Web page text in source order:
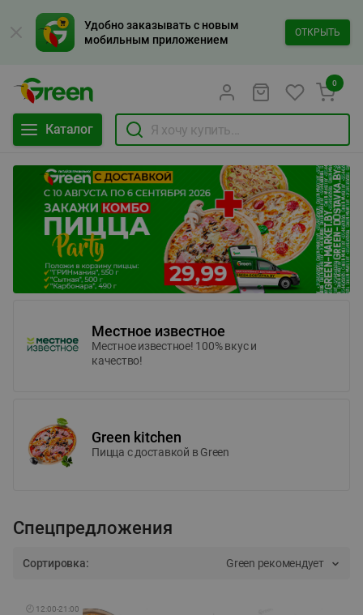
Удобно заказывать с новым
мобильным приложением
ОТКРЫТЬ
Каталог
0
Местное известное
Местное известное! 100% вкус и
качество!
Green kitchen
Пицца c доставкой в Green
Спецпредложения
Сортировка: Green рекомендует
🕘 12:00-21:00